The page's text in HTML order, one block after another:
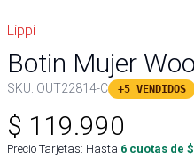
Lippi
Botin Mujer
SKU: OUT22814-C +5 VENDIDOS
$ 119.990
Precio Tarjetas: Hasta 6 cuotas de $